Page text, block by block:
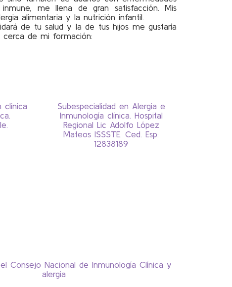
me llena de gran satisfacción. Mis
alimentaria y la nutrición infantil.
de tu salud y la de tus hijos me gustaría
de mi formación:
clínica
Subespecialidad en Alergia e
Inmunología clínica. Hospital
Regional Lic Adolfo López
Mateos ISSSTE. Ced. Esp:
12838189
Consejo Nacional de Inmunología Clínica y
alergia